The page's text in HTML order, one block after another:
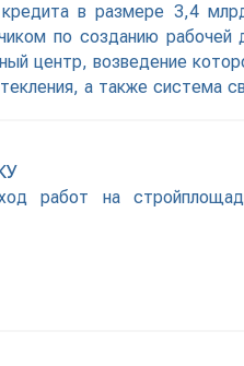
в размере 3,4
по созданию рабочей
центр, возведение
а также система
работ на